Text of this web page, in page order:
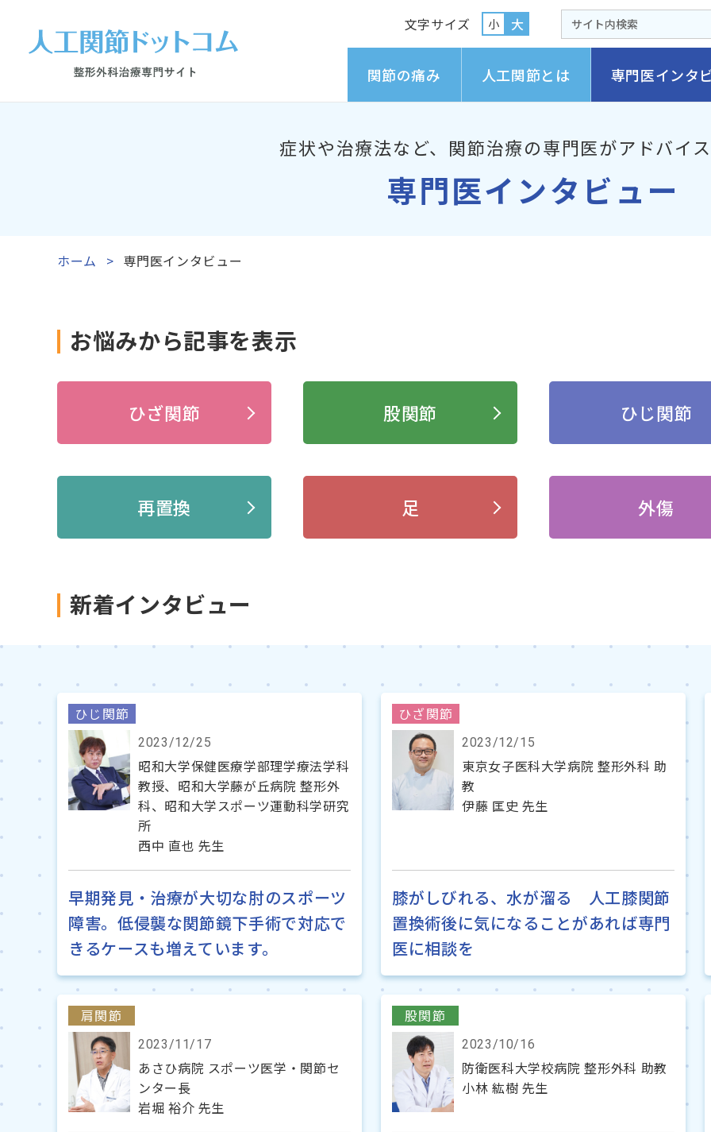
文字サイズ 小 大
関節の痛み 人工関節とは 専門医インタ
症状や治療法など、 関節治療の専門医がアドバイ
専門医インタビュー
ホーム 専門医インタビュー
お悩みから記事を表示
ひざ関節 股関節 ひじ関節
再置換 足 外傷
新着インタビュー
ひじ関節
2023/12/25
昭和大学保健医療学部理学療法学科
教授、昭和大学藤が丘病院 整形外
科、昭和大学スポーツ運動科学研究
所
西中 直也 先生
早期発見・治療が大切な肘のスポーツ
障害。低侵襲な関節鏡下手術で対応で
きるケースも増えています。
ひざ関節
2023/12/15
東京女子医科大学病院 整形外科 助
教
伊藤 匡史 先生
膝がしびれる、水が溜る 人工膝関節
置換術後に気になることがあれば専門
医に相談を
肩関節
2023/11/17
あさひ病院 スポーツ医学・関節セ
ンター長
岩堀 裕介 先生
股関節
2023/10/16
防衛医科大学校病院 整形外科 助教
小林 紘樹 先生